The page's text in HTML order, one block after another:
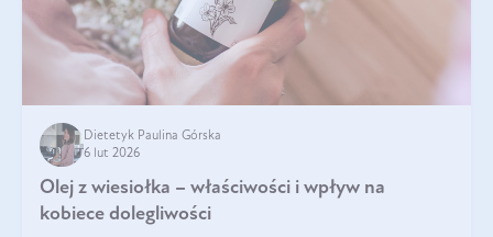
Dietetyk Paulina Górska
6 lut 2026
Olej z wiesiołka – właściwości i wpływ na
kobiece dolegliwości